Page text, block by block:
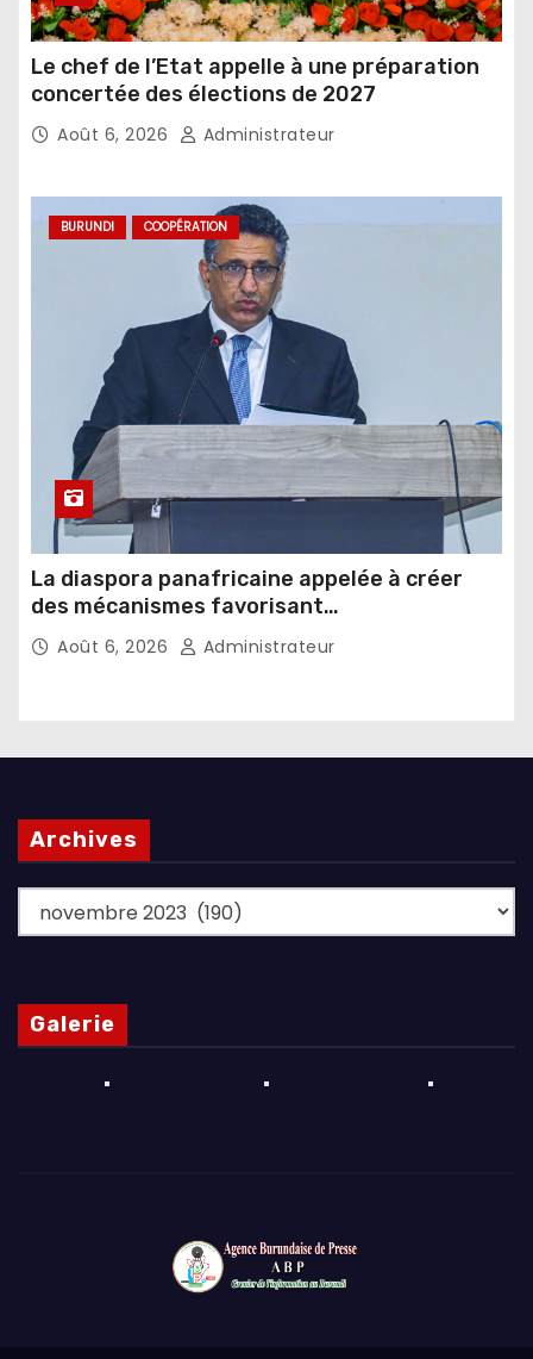
Le chef de l’Etat appelle à une préparation
concertée des élections de 2027
Août 6, 2026 Administrateur
BURUNDI COOPÉRATION
La diaspora panafricaine appelée à créer
des mécanismes favorisant
l’investissement dans les pays d’origine
Août 6, 2026 Administrateur
Archives
Archives
Galerie